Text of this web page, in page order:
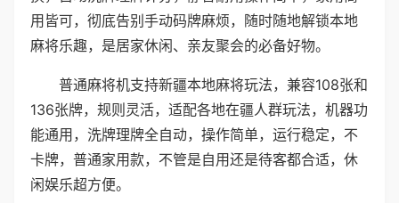
用皆可，彻底告别手动码牌麻烦，随时随地解锁本地
麻将乐趣，是居家休闲、亲友聚会的必备好物。
普通麻将机支持新疆本地麻将玩法，兼容108张和
136张牌，规则灵活，适配各地在疆人群玩法，机器功
能通用，洗牌理牌全自动，操作简单，运行稳定，不
卡牌，普通家用款，不管是自用还是待客都合适，休
闲娱乐超方便。